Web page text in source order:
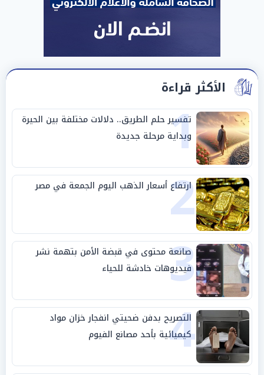
الأكثر قراءة
1
تفسير حلم الطريق.. دلالات مختلفة بين الحيرة
وبداية مرحلة جديدة
2
ارتفاع أسعار الذهب اليوم الجمعة في مصر
3
صانعة محتوى في قبضة الأمن بتهمة نشر
فيديوهات خادشة للحياء
4
التصريح بدفن ضحيتي انفجار خزان مواد
كيميائية بأحد مصانع الفيوم